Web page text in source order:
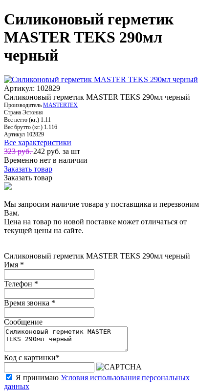
Силиконовый герметик
MASTER TEKS 290мл
черный
Артикул: 102829
Силиконовый герметик MASTER TEKS 290мл черный
Производитель MASTERTEX
Страна Эстония
Вес нетто (кг.) 1.11
Вес брутто (кг.) 1.116
Артикул 102829
Все характеристики
323 руб.242 руб. за шт
Временно нет в наличии
Заказать товар
Заказать товар
Мы запросим наличие товара у поставщика и перезвоним
Вам.
Цена на товар по новой поставке может отличаться от
текущей цены на сайте.
Силиконовый герметик MASTER TEKS 290мл черный
Имя *
Телефон *
Время звонка *
Сообщение
Код с картинки*
Я принимаю Условия использования персональных
данных